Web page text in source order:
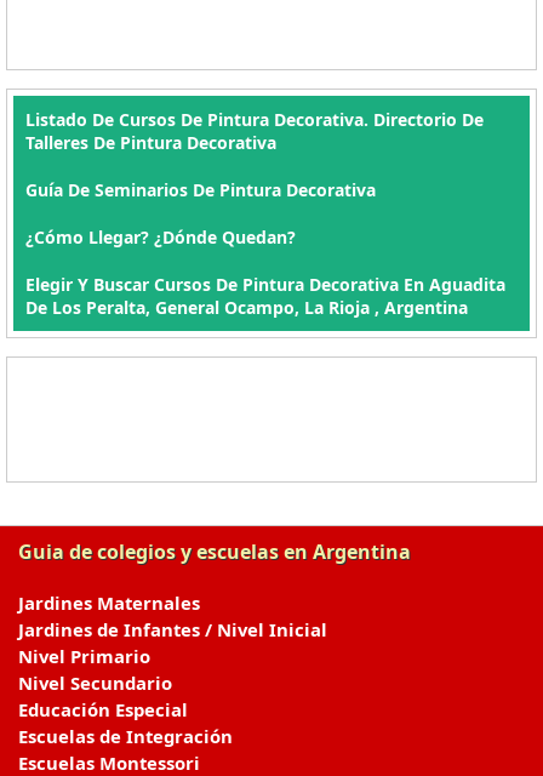
Listado De Cursos De Pintura Decorativa. Directorio De
Talleres De Pintura Decorativa
Guía De Seminarios De Pintura Decorativa
¿Cómo Llegar? ¿Dónde Quedan?
Elegir Y Buscar Cursos De Pintura Decorativa En Aguadita
De Los Peralta, General Ocampo, La Rioja , Argentina
Guia de colegios y escuelas en Argentina
Jardines Maternales
Jardines de Infantes / Nivel Inicial
Nivel Primario
Nivel Secundario
Educación Especial
Escuelas de Integración
Escuelas Montessori